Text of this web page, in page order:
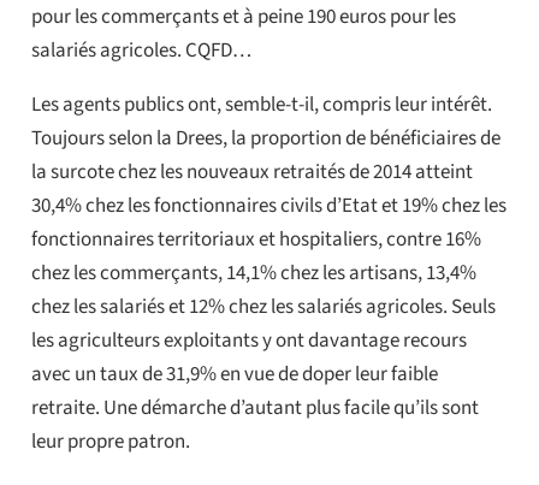
pour les commerçants et à peine 190 euros pour les
salariés agricoles. CQFD…
Les agents publics ont, semble-t-il, compris leur intérêt.
Toujours selon la Drees, la proportion de bénéficiaires de
la surcote chez les nouveaux retraités de 2014 atteint
30,4% chez les fonctionnaires civils d’Etat et 19% chez les
fonctionnaires territoriaux et hospitaliers, contre 16%
chez les commerçants, 14,1% chez les artisans, 13,4%
chez les salariés et 12% chez les salariés agricoles. Seuls
les agriculteurs exploitants y ont davantage recours
avec un taux de 31,9% en vue de doper leur faible
retraite. Une démarche d’autant plus facile qu’ils sont
leur propre patron.